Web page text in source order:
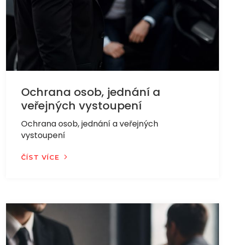
Ochrana osob, jednání a
veřejných vystoupení
Ochrana osob, jednání a veřejných
vystoupení
ČÍST VÍCE